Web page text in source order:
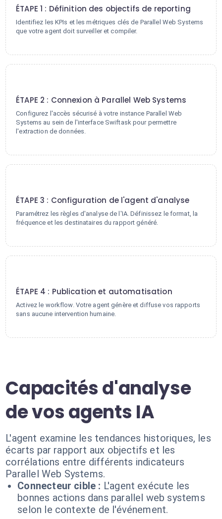
ÉTAPE 1 : Définition des objectifs de reporting
Identifiez les KPIs et les métriques clés de Parallel Web Systems
que votre agent doit surveiller et compiler.
ÉTAPE 2 : Connexion à Parallel Web Systems
Configurez l'accès sécurisé à votre instance Parallel Web
Systems au sein de l'interface Swiftask pour permettre
l'extraction de données.
ÉTAPE 3 : Configuration de l'agent d'analyse
Paramétrez les règles d'analyse de l'IA. Définissez le format, la
fréquence et les destinataires du rapport généré.
ÉTAPE 4 : Publication et automatisation
Activez le workflow. Votre agent génère et diffuse vos rapports
sans aucune intervention humaine.
Capacités d'analyse
de vos agents IA
L'agent examine les tendances historiques, les
écarts par rapport aux objectifs et les
corrélations entre différents indicateurs
Parallel Web Systems.
Connecteur cible : L'agent exécute les
bonnes actions dans parallel web systems
selon le contexte de l'événement.